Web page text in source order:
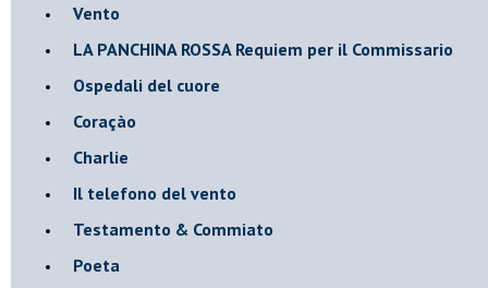
Vento
​LA PANCHINA ROSSA Requiem per il Commissario
Ospedali del cuore
Coraçào
Charlie
Il telefono del vento
Testamento & Commiato
Poeta